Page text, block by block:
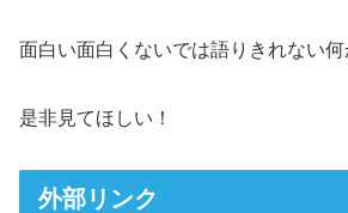
面白い面白くないでは語りきれない何
是非見てほしい！
外部リンク